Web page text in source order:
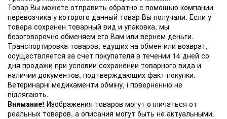
Товар Вы можете отправить обратно с помощью компании
перевозчика у которого данный товар Вы получали. Если у
товара сохранен товарный вид и упаковка, мы
безоговорочно обменяем его Вам или вернем деньги.
Транспортировка товаров, едущих на обмен или возврат,
осуществляется за счет покупателя в течении 14 дней со
дня продажи при условии сохранении товарного вида и
наличии документов, подтверждающих факт покупки.
Ветеринарні медикаменти обміну, і поверненню не
підлягають.
Внимание! Изображения товаров могут отличаться от
реальных товаров, а описания могут быть не актуальными.